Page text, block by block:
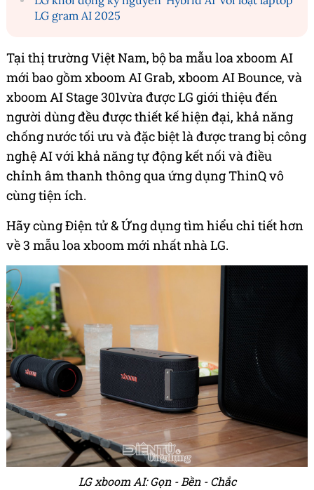
LG gram AI 2025
Tại thị trường Việt Nam, bộ ba mẫu loa xboom AI
mới bao gồm xboom AI Grab, xboom AI Bounce, và
xboom AI Stage 301vừa được LG giới thiệu đến
người dùng đều được thiết kế hiện đại, khả năng
chống nước tối ưu và đặc biệt là được trang bị công
nghệ AI với khả năng tự động kết nối và điều
chỉnh âm thanh thông qua ứng dụng ThinQ vô
cùng tiện ích.
Hãy cùng Điện tử & Ứng dụng tìm hiểu chi tiết hơn
về 3 mẫu loa xboom mới nhất nhà LG.
LG xboom AI: Gọn - Bền - Chắc